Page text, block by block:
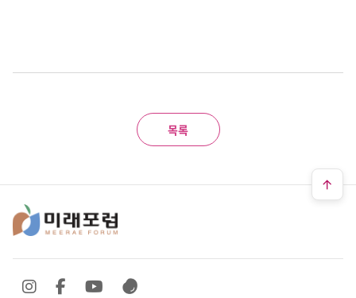
목록
SNS 바로가기
SNS 바로가기SNS 바로가기